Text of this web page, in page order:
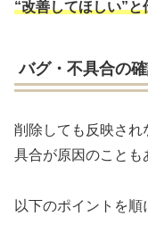
“改善してほしい”
バグ・不具合の
削除しても反映され
具合が原因のことも
以下のポイントを順